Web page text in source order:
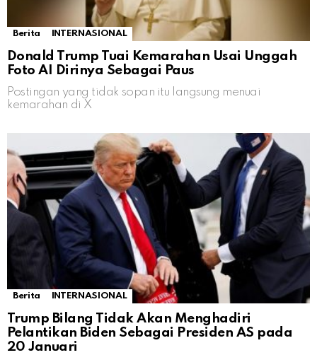
Berita INTERNASIONAL
Donald Trump Tuai Kemarahan Usai Unggah
Foto AI Dirinya Sebagai Paus
Postingan yang tidak sopan itu langsung menuai
kemarahan di X
Berita INTERNASIONAL
Trump Bilang Tidak Akan Menghadiri
Pelantikan Biden Sebagai Presiden AS pada
20 Januari